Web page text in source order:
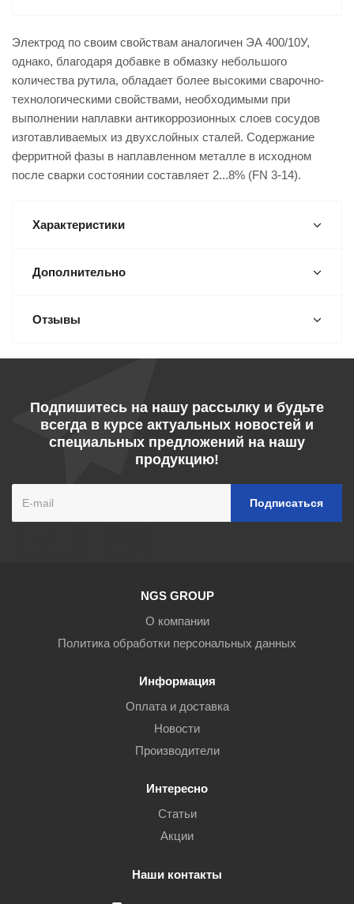
Электрод по своим свойствам аналогичен ЭА 400/10У,
однако, благодаря добавке в обмазку небольшого
количества рутила, обладает более высокими сварочно-
технологическими свойствами, необходимыми при
выполнении наплавки антикоррозионных слоев сосудов
изготавливаемых из двухслойных сталей. Содержание
ферритной фазы в наплавленном металле в исходном
после сварки состоянии составляет 2...8% (FN 3-14).
Характеристики
Дополнительно
Отзывы
Подпишитесь на нашу рассылку и будьте
всегда в курсе актуальных новостей и
специальных предложений на нашу
продукцию!
NGS GROUP
О компании
Политика обработки персональных данных
Информация
Оплата и доставка
Новости
Производители
Интересно
Статьи
Акции
Наши контакты